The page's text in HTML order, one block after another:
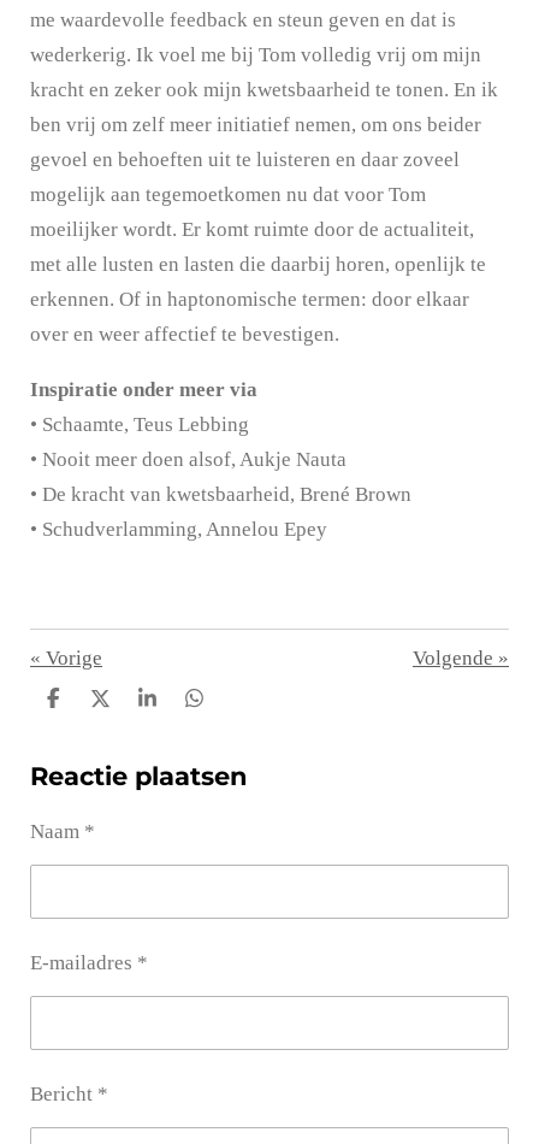
me waardevolle feedback en steun geven en dat is
wederkerig. Ik voel me bij Tom volledig vrij om mijn
kracht en zeker ook mijn kwetsbaarheid te tonen. En ik
ben vrij om zelf meer initiatief nemen, om ons beider
gevoel en behoeften uit te luisteren en daar zoveel
mogelijk aan tegemoetkomen nu dat voor Tom
moeilijker wordt. Er komt ruimte door de actualiteit,
met alle lusten en lasten die daarbij horen, openlijk te
erkennen. Of in haptonomische termen: door elkaar
over en weer affectief te bevestigen.
Inspiratie onder meer via
• Schaamte, Teus Lebbing
• Nooit meer doen alsof, Aukje Nauta
• De kracht van kwetsbaarheid, Brené Brown
• Schudverlamming, Annelou Epey
« Vorige Volgende »
D
e
D
l
S
r
D
e
Reactie plaatsen
Naam *
E-mailadres *
Bericht *